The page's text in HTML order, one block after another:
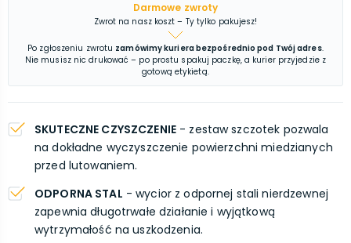
Darmowe zwroty
Zwrot na nasz koszt – Ty tylko pakujesz!
Po zgłoszeniu zwrotu zamówimy kuriera bezpośrednio pod Twój adres.
Nie musisz nic drukować – po prostu spakuj paczkę, a kurier przyjedzie z
gotową etykietą.
SKUTECZNE CZYSZCZENIE- zestaw szczotek pozwala
na dokładne wyczyszczenie powierzchni miedzianych
przed lutowaniem.
ODPORNA STAL - wycior z odpornej stali nierdzewnej
zapewnia długotrwałe działanie i wyjątkową
wytrzymałość na uszkodzenia.